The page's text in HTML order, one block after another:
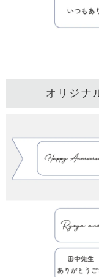
オリジナ